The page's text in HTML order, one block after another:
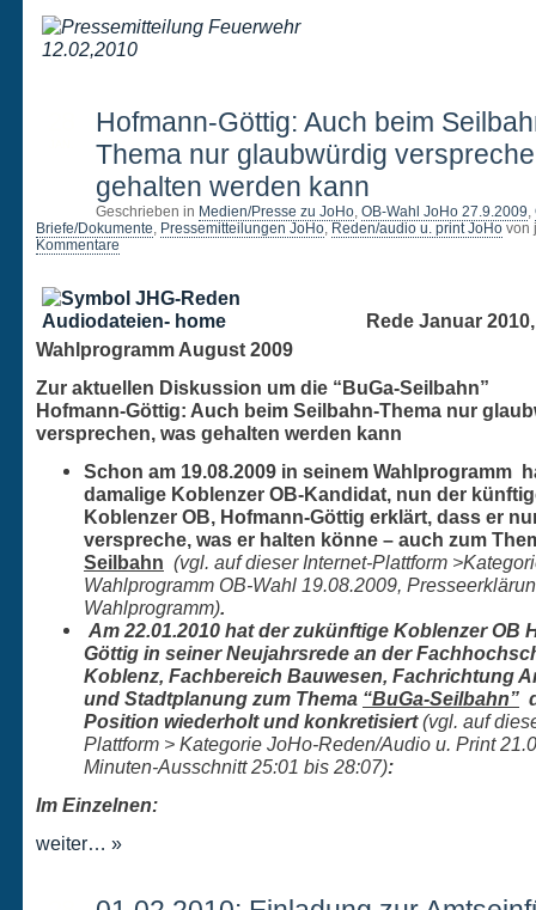
Hofmann-Göttig: Auch beim
Thema nur glaubwürdig
gehalten werden kann
Geschrieben in Medien/Presse zu JoHo, OB-Wahl JoHo 27.9.2009,
Briefe/Dokumente, Pressemitteilungen JoHo, Reden/audio u. print JoHo von
Kommentare
Rede Januar
Wahlprogramm August 2009
Zur aktuellen Diskussion um die “BuGa-Seilbahn”
Hofmann-Göttig: Auch beim Seilbahn-Thema nur
versprechen, was gehalten werden kann
Schon am 19.08.2009 in seinem Wahlprogramm
damalige Koblenzer OB-Kandidat, nun der
Koblenzer OB, Hofmann-Göttig erklärt, dass er
verspreche, was er halten könne – auch zum
Seilbahn (vgl. auf dieser Internet-Plattform
Wahlprogramm OB-Wahl 19.08.2009,
Wahlprogramm).
Am 22.01.2010 hat der zukünftige Koblenzer OB
Göttig in seiner Neujahrsrede an der
Koblenz, Fachbereich Bauwesen, Fachrichtung
und Stadtplanung zum Thema “BuGa-Seilbahn”
Position wiederholt und konkretisiert(vgl. auf
Plattform > Kategorie JoHo-Reden/Audio u. Print
Minuten-Ausschnitt 25:01 bis 28:07):
Im Einzelnen:
weiter… »